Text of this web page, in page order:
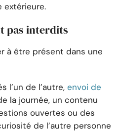
extérieure.
pas interdits
à être présent dans une
l’un de l’autre, envoi de
la journée, un contenu
ouvertes ou des
de l’autre personne